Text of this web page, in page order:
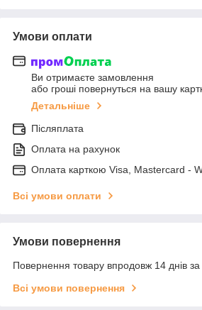
Умови оплати
Ви отримаєте замовлення
або гроші повернуться на вашу
Детальніше
Післяплата
Оплата на рахунок
Оплата карткою Visa, Mastercard -
Всі умови оплати
Умови повернення
Повернення товару впродовж 14 днів
Всі умови повернення